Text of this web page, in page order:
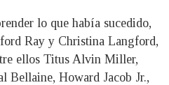
lo que había sucedido,
Ray y Christina Langford,
ellos Titus Alvin Miller,
Bellaine, Howard Jacob Jr.,